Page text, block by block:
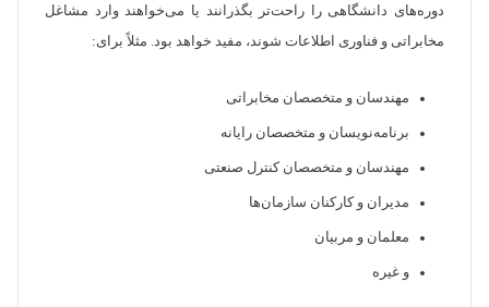
دوره‌های دانشگاهی را راحت‌تر بگذرانند یا می‌خواهند وارد مشاغل
مخابراتی و فناوری اطلاعات شوند، مفید خواهد بود. مثلاً برای:
مهندسان و متخصصان مخابراتی
برنامه‌نویسان و متخصصان رایانه
مهندسان و متخصصان کنترل صنعتی
مدیران و کارکنان سازمان‌ها
معلمان و مربیان
و غیره